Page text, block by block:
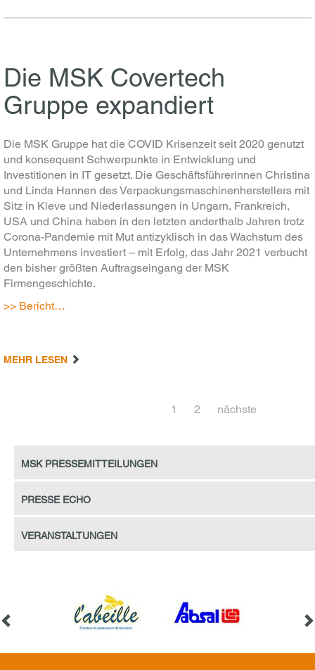
Die MSK Covertech
Gruppe expandiert
Die MSK Gruppe hat die COVID Krisenzeit seit 2020 genutzt
und konsequent Schwerpunkte in Entwicklung und
Investitionen in IT gesetzt. Die Geschäftsführerinnen Christina
und Linda Hannen des Verpackungsmaschinenherstellers mit
Sitz in Kleve und Niederlassungen in Ungarn, Frankreich,
USA und China haben in den letzten anderthalb Jahren trotz
Corona-Pandemie mit Mut antizyklisch in das Wachstum des
Unternehmens investiert – mit Erfolg, das Jahr 2021 verbucht
den bisher größten Auftragseingang der MSK
Firmengeschichte.
>> Bericht…
MEHR LESEN
1 2 nächste
MSK Pressemitteilungen
Presse Echo
Veranstaltungen